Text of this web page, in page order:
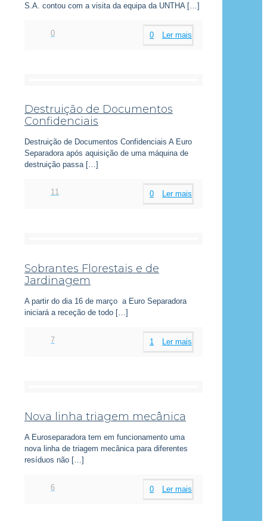
S.A. contou com a visita da equipa da UNTHA […]
0 0 Ler mais
Destruição de Documentos
Confidenciais
Destruição de Documentos Confidenciais A Euro
Separadora após aquisição de uma máquina de
destruição passa[…]
11 0 Ler mais
Sobrantes Florestais e de
Jardinagem
A partir do dia 16 de março a Euro Separadora
iniciará a receção de todo […]
7 1 Ler mais
Nova linha triagem mecânica
A Euroseparadora tem em funcionamento uma
nova linha de triagem mecânica para diferentes
resíduos não […]
6 0 Ler mais